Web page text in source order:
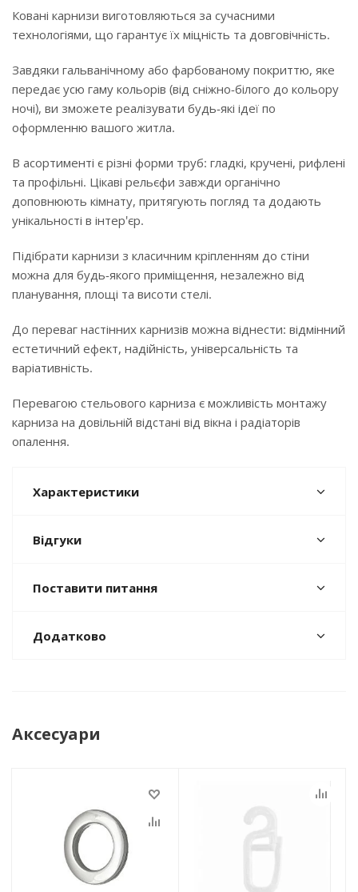
Ковані карнизи виготовляються за сучасними
технологіями, що гарантує їх міцність та довговічність.
Завдяки гальванічному або фарбованому покриттю, яке
передає усю гаму кольорів (від сніжно-білого до кольору
ночі), ви зможете реалізувати будь-які ідеї по
оформленню вашого житла.
В асортименті є різні форми труб: гладкі, кручені, рифлені
та профільні. Цікаві рельєфи завжди органічно
доповнюють кімнату, притягують погляд та додають
унікальності в інтер'єр.
Підібрати карнизи з класичним кріпленням до стіни
можна для будь-якого приміщення, незалежно від
планування, площі та висоти стелі.
До переваг настінних карнизів можна віднести: відмінний
естетичний ефект, надійність, універсальність та
варіативність.
Перевагою стельового карниза є можливість монтажу
карниза на довільній відстані від вікна і радіаторів
опалення.
Характеристики
Відгуки
Поставити питання
Додатково
Аксесуари